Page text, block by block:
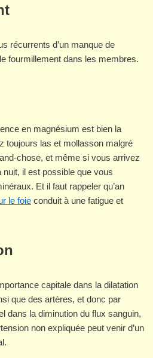
récurrents d’un manque de
fourmillement dans les membres.
en magnésium est bien la
toujours las et mollasson malgré
chose, et même si vous arrivez
il est possible que vous
Et il faut rappeler qu’an
le foie conduit à une fatigue et
capitale dans la dilatation
que des artères, et donc par
dans la diminution du flux sanguin,
non expliquée peut venir d’un